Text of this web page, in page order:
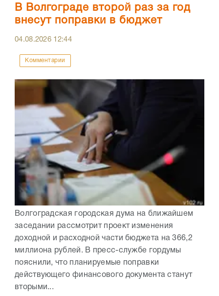
В Волгограде второй раз за год
внесут поправки в бюджет
04.08.2026 12:44
Комментарии
Волгоградская городская дума на ближайшем
заседании рассмотрит проект изменения
доходной и расходной части бюджета на 366,2
миллиона рублей. В пресс-службе гордумы
пояснили, что планируемые поправки
действующего финансового документа станут
вторыми...